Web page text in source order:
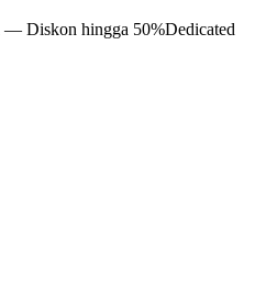
— Diskon hingga 50%Dedicated